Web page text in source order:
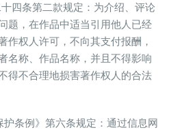
四条第二款规定：为介绍、评论
题，在作品中适当引用他人已经
作权人许可，不向其支付报酬，
名称、作品名称，并且不得影响
得不合理地损害著作权人的合法
条例》第六条规定：通过信息网